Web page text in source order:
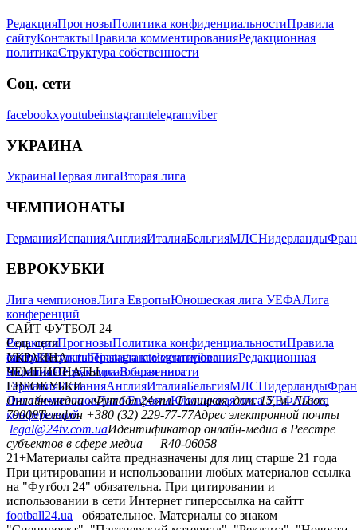
РедакцияПрогнозыПолитика конфиденциальностиПравила
сайтуКонтактыПравила комментированияРедакционная
политикаСтруктура собственности
Соц. сети
facebookxyoutubeinstagramtelegramviber
УКРАИНА
УкраинаПервая лигаВторая лига
ЧЕМПИОНАТЫ
ГерманияИспанияАнглияИталияБельгияМЛСНидерланды
ЕВРОКУБКИ
Лига чемпионовЛига ЕвропыЮношеская лига УЕФАЛига
конференций
САЙТ ФУТБОЛ 24
РедакцияПрогнозыПолитика конфиденциальностиПравила
сайтуКонтактыПравила комментированияРедакционная
политикаСтруктура собственности
Соц. сети
facebookxyoutubeinstagramtelegramviber
УКРАИНА
УкраинаПервая лигаВторая лига
ЧЕМПИОНАТЫ
ГерманияИспанияАнглияИталияБельгияМЛСНидерланды
ЕВРОКУБКИ
Лига чемпионовЛига ЕвропыЮношеская лига УЕФАЛига
конференций
Онлайн-медиа «Футбол 24»пл. Галицкая, дом. 15, м. Львов,
79008Телефон +380 (32) 229-77-77Адрес электронной почты
legal@24tv.com.uaИдентификатор онлайн-медиа в Реестре
субъектов в сфере медиа — R40-06058
21+Материалы сайта предназначены для лиц старше 21 года
При цитировании и использовании любых материалов ссылка
на "Футбол 24" обязательна. При цитировании и
использовании в сети Интернет гиперссылка на сайтт
football24.ua
обязательное. Материалы со знаком